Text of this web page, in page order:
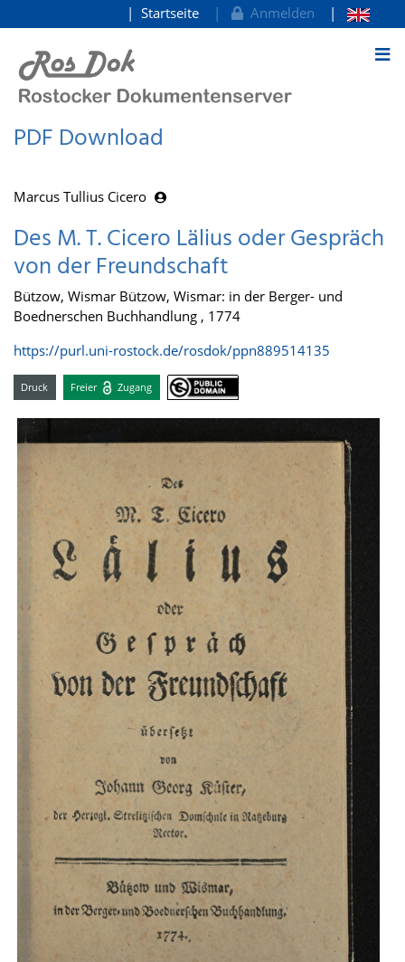
zum Inhalt
Startseite Anmelden
PDF Download
Marcus Tullius Cicero
Des M. T. Cicero Lälius oder Gespräch
von der Freundschaft
Bützow, Wismar Bützow, Wismar: in der Berger- und
Boednerschen Buchhandlung , 1774
https://purl.uni-rostock.de/rosdok/ppn889514135
Druck Freier Zugang